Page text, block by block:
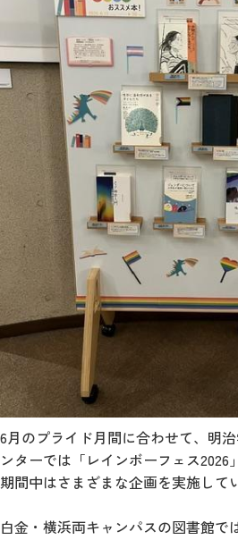
6月のプライド月間に合わせて、明
ンターでは「レインボーフェス2026
期間中はさまざまな企画を実施して
白金・横浜両キャンパスの図書館で